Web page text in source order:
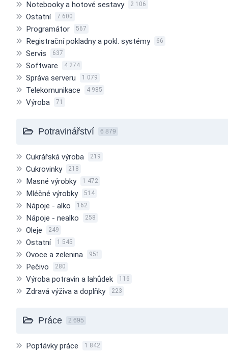
Notebooky a hotové sestavy 2 106
Ostatní 7 600
Programátor 567
Registrační pokladny a pokl. systémy 66
Servis 637
Software 4 274
Správa serveru 1 079
Telekomunikace 4 985
Výroba 71
Potravinářství 6 879
Cukrářská výroba 219
Cukrovinky 218
Masné výrobky 1 472
Mléčné výrobky 514
Nápoje - alko 162
Nápoje - nealko 258
Oleje 249
Ostatní 1 545
Ovoce a zelenina 951
Pečivo 280
Výroba potravin a lahůdek 116
Zdravá výživa a doplňky 223
Práce 2 695
Poptávky práce 1 842